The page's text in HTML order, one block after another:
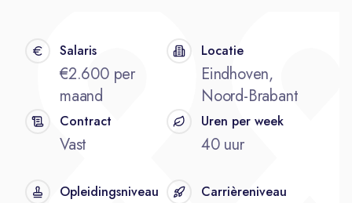
Salaris
€2.600 per
maand
Locatie
Eindhoven,
Noord-Brabant
Contract
Vast
Uren per week
40 uur
Opleidingsniveau Carrièreniveau